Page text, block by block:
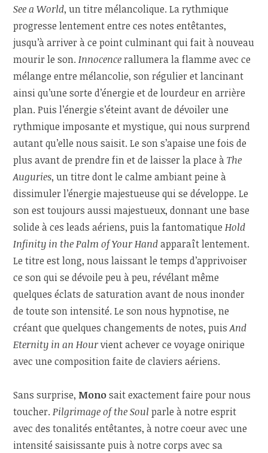
See a World, un titre mélancolique. La rythmique
progresse lentement entre ces notes entêtantes,
jusqu’à arriver à ce point culminant qui fait à nouveau
mourir le son.Innocencerallumera la flamme avec ce
mélange entre mélancolie, son régulier et lancinant
ainsi qu’une sorte d’énergie et de lourdeur en arrière
plan. Puis l’énergie s’éteint avant de dévoiler une
rythmique imposante et mystique, qui nous surprend
autant qu’elle nous saisit. Le son s’apaise une fois de
plus avant de prendre fin et de laisser la place àThe
Auguries, un titre dont le calme ambiant peine à
dissimuler l’énergie majestueuse qui se développe. Le
son est toujours aussi majestueux, donnant une base
solide à ces leads aériens, puis la fantomatiqueHold
Infinity in the Palm of Your Handapparaît lentement.
Le titre est long, nous laissant le temps d’apprivoiser
ce son qui se dévoile peu à peu, révélant même
quelques éclats de saturation avant de nous inonder
de toute son intensité. Le son nous hypnotise, ne
créant que quelques changements de notes, puisAnd
Eternity in an Hourvient achever ce voyage onirique
avec une composition faite de claviers aériens.
Sans surprise, Monosait exactement faire pour nous
toucher.Pilgrimage of the Soul parle à notre esprit
avec des tonalités entêtantes, à notre coeur avec une
intensité saisissante puis à notre corps avec sa